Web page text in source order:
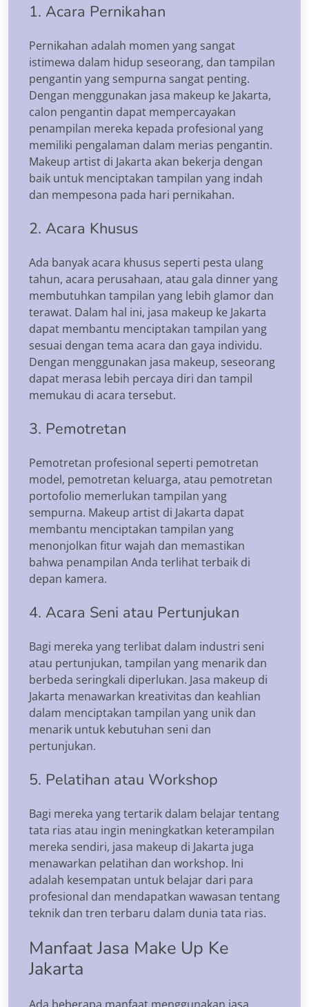
1. Acara Pernikahan
Pernikahan adalah momen yang sangat
istimewa dalam hidup seseorang, dan tampilan
pengantin yang sempurna sangat penting.
Dengan menggunakan jasa makeup ke Jakarta,
calon pengantin dapat mempercayakan
penampilan mereka kepada profesional yang
memiliki pengalaman dalam merias pengantin.
Makeup artist di Jakarta akan bekerja dengan
baik untuk menciptakan tampilan yang indah
dan mempesona pada hari pernikahan.
2. Acara Khusus
Ada banyak acara khusus seperti pesta ulang
tahun, acara perusahaan, atau gala dinner yang
membutuhkan tampilan yang lebih glamor dan
terawat. Dalam hal ini, jasa makeup ke Jakarta
dapat membantu menciptakan tampilan yang
sesuai dengan tema acara dan gaya individu.
Dengan menggunakan jasa makeup, seseorang
dapat merasa lebih percaya diri dan tampil
memukau di acara tersebut.
3. Pemotretan
Pemotretan profesional seperti pemotretan
model, pemotretan keluarga, atau pemotretan
portofolio memerlukan tampilan yang
sempurna. Makeup artist di Jakarta dapat
membantu menciptakan tampilan yang
menonjolkan fitur wajah dan memastikan
bahwa penampilan Anda terlihat terbaik di
depan kamera.
4. Acara Seni atau Pertunjukan
Bagi mereka yang terlibat dalam industri seni
atau pertunjukan, tampilan yang menarik dan
berbeda seringkali diperlukan. Jasa makeup di
Jakarta menawarkan kreativitas dan keahlian
dalam menciptakan tampilan yang unik dan
menarik untuk kebutuhan seni dan
pertunjukan.
5. Pelatihan atau Workshop
Bagi mereka yang tertarik dalam belajar tentang
tata rias atau ingin meningkatkan keterampilan
mereka sendiri, jasa makeup di Jakarta juga
menawarkan pelatihan dan workshop. Ini
adalah kesempatan untuk belajar dari para
profesional dan mendapatkan wawasan tentang
teknik dan tren terbaru dalam dunia tata rias.
Manfaat Jasa Make Up Ke
Jakarta